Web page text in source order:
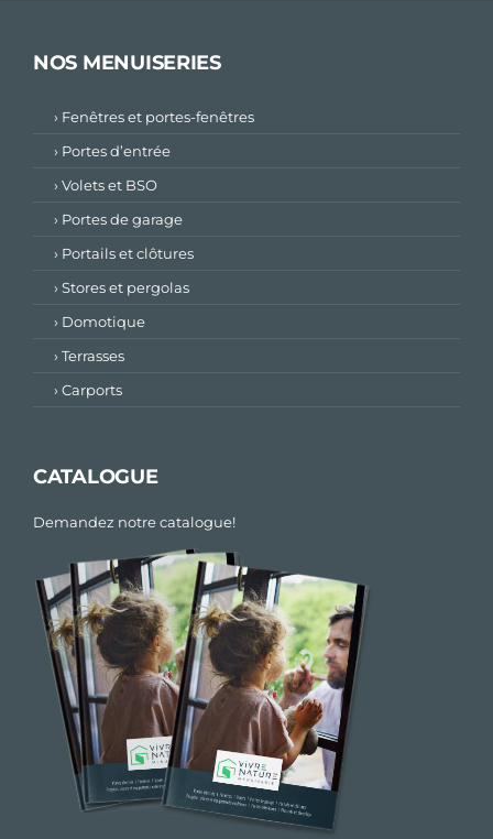
NOS MENUISERIES
› Fenêtres et portes-fenêtres
› Portes d’entrée
› Volets et BSO
› Portes de garage
› Portails et clôtures
› Stores et pergolas
› Domotique
› Terrasses
› Carports
CATALOGUE
Demandez notre catalogue!